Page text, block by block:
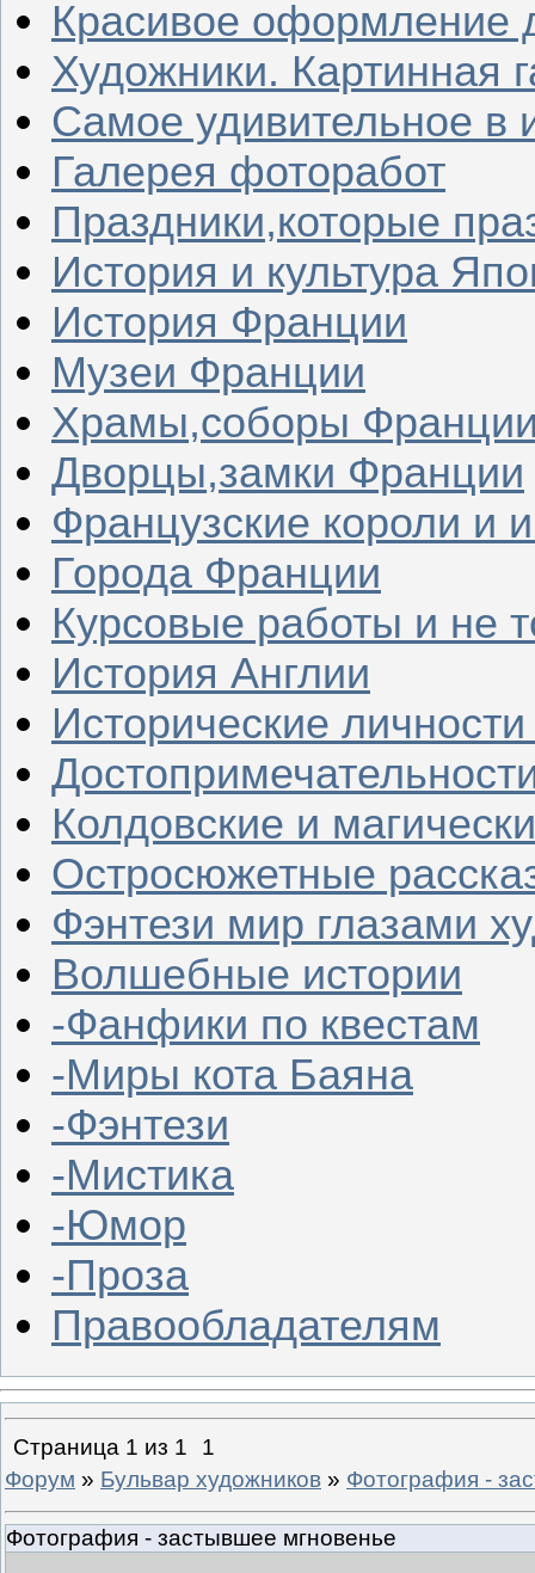
Красивое оформление
Художники. Картинная
Самое удивительное в
Галерея фоторабот
Праздники,которые
История и культура
История Франции
Музеи Франции
Храмы,соборы
Дворцы,замки Франции
Французские короли и
Города Франции
Курсовые работы и не
История Англии
Исторические
Колдовские и
Остросюжетные
Фэнтези мир глазами
Волшебные истории
-Фанфики по квестам
-Миры кота Баяна
-Фэнтези
-Мистика
-Юмор
-Проза
Правообладателям
Страница 1 из 1
1
Форум » Бульвар художников » Фотография -
Фотография - застывшее мгновенье